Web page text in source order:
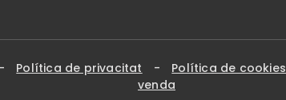
- Política de privacitat - Política de cookies
venda